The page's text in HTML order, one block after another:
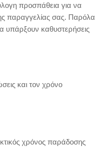
προσπάθεια για να
παραγγελίας σας. Παρόλα
υπάρξουν καθυστερήσεις
και τον χρόνο
χρόνος παράδοσης